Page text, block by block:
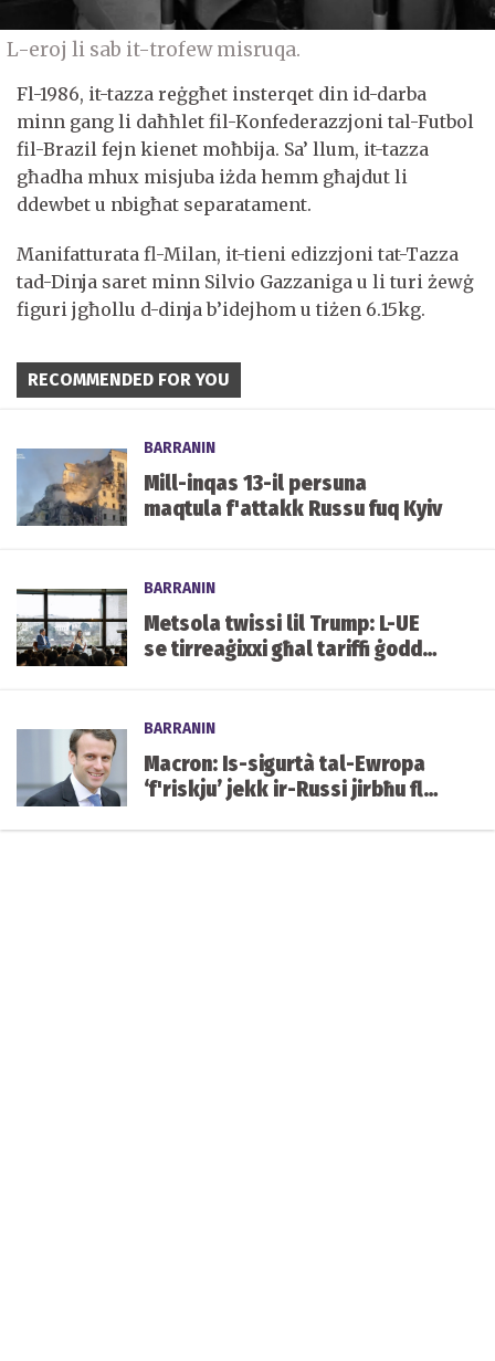
L-eroj li sab it-trofew misruqa.
Fl-1986, it-tazza reġgħet insterqet din id-darba
minn gang li daħħlet fil-Konfederazzjoni tal-Futbol
fil-Brazil fejn kienet moħbija. Sa’ llum, it-tazza
għadha mhux misjuba iżda hemm għajdut li
ddewbet u nbigħat separatament.
Manifatturata fl-Milan, it-tieni edizzjoni tat-Tazza
tad-Dinja saret minn Silvio Gazzaniga u li turi żewġ
figuri jgħollu d-dinja b’idejhom u tiżen 6.15kg.
RECOMMENDED FOR YOU
BARRANIN
Mill-inqas 13-il persuna
maqtula f'attakk Russu fuq Kyiv
BARRANIN
Metsola twissi lil Trump: L-UE
se tirreaġixxi għal tariffi ġodda
BARRANIN
Macron: Is-sigurtà tal-Ewropa
‘f'riskju’ jekk ir-Russi jirbħu fl-